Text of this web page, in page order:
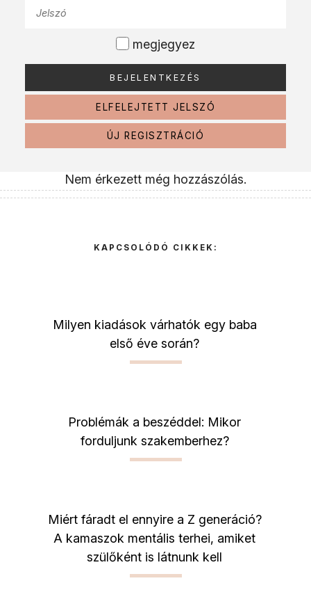
megjegyez
ELFELEJTETT JELSZÓ
ÚJ REGISZTRÁCIÓ
Nem érkezett még hozzászólás.
KAPCSOLÓDÓ CIKKEK:
Milyen kiadások várhatók egy baba
első éve során?
Problémák a beszéddel: Mikor
forduljunk szakemberhez?
Miért fáradt el ennyire a Z generáció?
A kamaszok mentális terhei, amiket
szülőként is látnunk kell